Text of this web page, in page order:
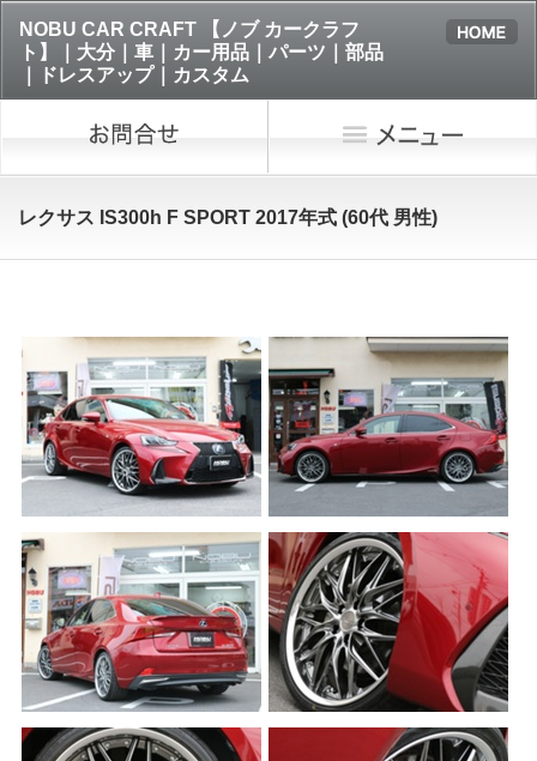
NOBU CAR CRAFT 【ノブ カークラフ
ト】｜大分｜車｜カー用品｜パーツ｜部品
｜ドレスアップ｜カスタム
レクサス IS300h F SPORT 2017年式 (60代 男性)